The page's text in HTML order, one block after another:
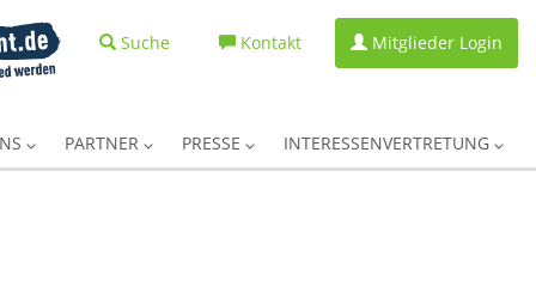
Suche Kontakt Mitglieder Login
PARTNER PRESSE INTERESSENVERTRETUNG